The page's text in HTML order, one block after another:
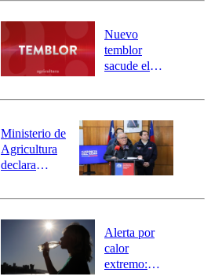
río Damas:
activa
mensajería
SAE
Nuevo
temblor
sacude el
revisa la
epicentro
Ministerio de
Agricultura
declara
agrícola para
Alerta por
calor
extremo: